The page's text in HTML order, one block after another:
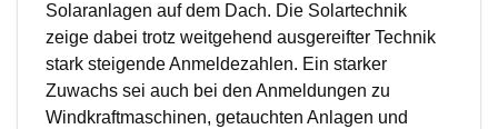
Solaranlagen auf dem Dach. Die Solartechnik
zeige dabei trotz weitgehend ausgereifter Technik
stark steigende Anmeldezahlen. Ein starker
Zuwachs sei auch bei den Anmeldungen zu
Windkraftmaschinen, getauchten Anlagen und